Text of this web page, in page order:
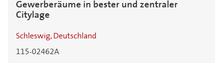
Gewerberäume in bester und zentraler
Citylage
Schleswig, Deutschland
115-02462A